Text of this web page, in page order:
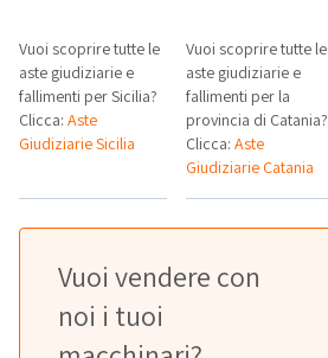
Vuoi scoprire tutte le
aste giudiziarie e
fallimenti per Sicilia?
Clicca: Aste
Giudiziarie Sicilia
Vuoi scoprire tutte le
aste giudiziarie e
fallimenti per la
provincia di Catania?
Clicca:Aste
Giudiziarie Catania
Vuoi vendere con
noi i tuoi